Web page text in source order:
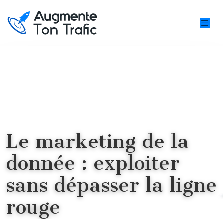
Le marketing de la
donnée : exploiter
sans dépasser la ligne
rouge